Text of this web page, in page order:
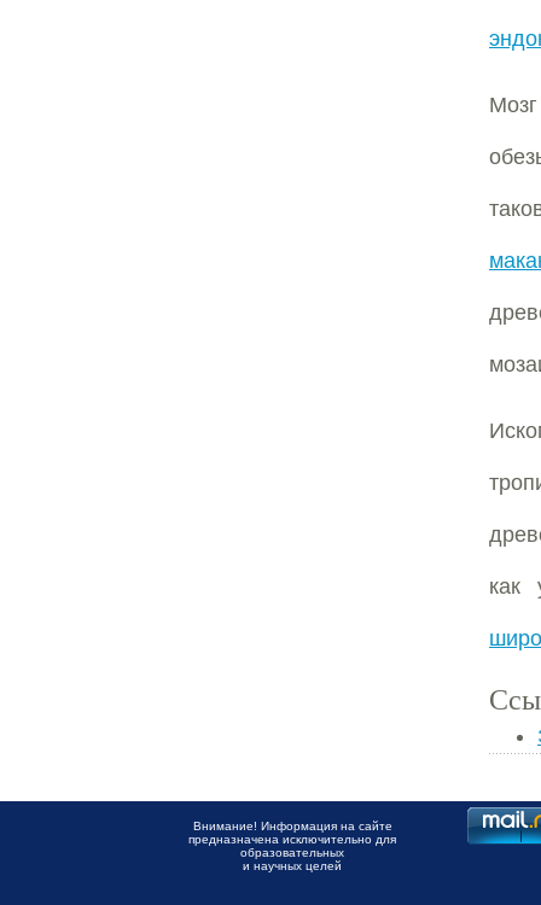
как
Внимание! Информация на сайте
предназначена исключительно для
образовательных
и научных целей